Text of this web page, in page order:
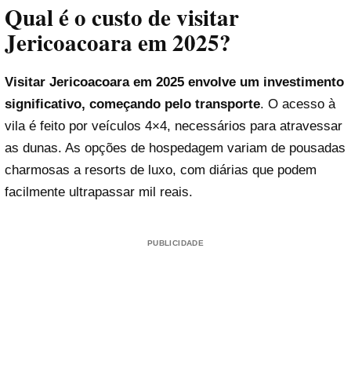
Qual é o custo de visitar
Jericoacoara em 2025?
Visitar Jericoacoara em 2025 envolve um investimento
significativo, começando pelo transporte. O acesso à
vila é feito por veículos 4×4, necessários para atravessar
as dunas. As opções de hospedagem variam de pousadas
charmosas a resorts de luxo, com diárias que podem
facilmente ultrapassar mil reais.
PUBLICIDADE